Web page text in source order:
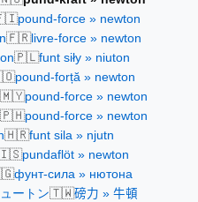
pound-force » newton
🇫🇷livre-force » newton
🇵🇱funt siły » niuton
pound-forță » newton
🇲🇾pound-force » newton
🇵🇭pound-force » newton
🇭🇷funt sila » njutn
pundaflöt » newton
фунт-сила » нютона
ートン🇹🇼磅力 » 牛頓